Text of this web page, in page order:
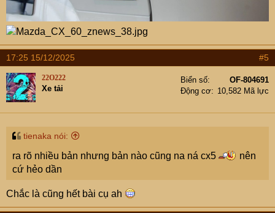
17:25 15/12/2025 #5
22O222
Xe tải
Biển số
OF-804691
Động cơ
10,582 Mã lực
tienaka nói:
ra rõ nhiều bản nhưng bản nào cũng na ná cx5
nên
cứ hẻo dần
Chắc là cũng hết bài cụ ah